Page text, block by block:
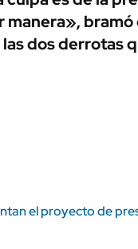
bramó
dos derrotas
el proyecto de